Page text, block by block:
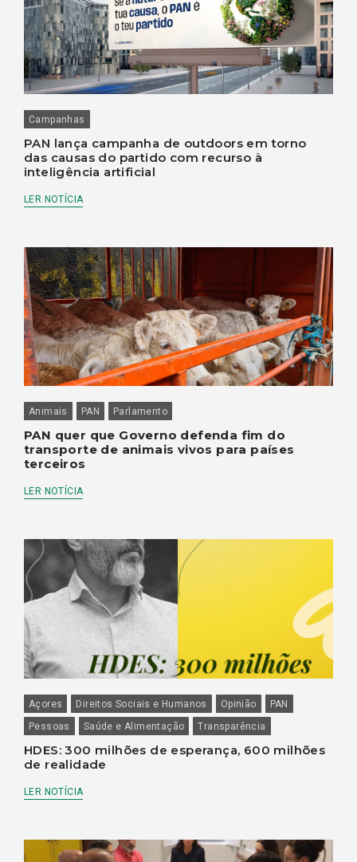
Campanhas
PAN lança campanha de outdoors em torno
das causas do partido com recurso à
inteligência artificial
LER NOTÍCIA
Animais PAN Parlamento
PAN quer que Governo defenda fim do
transporte de animais vivos para países
terceiros
LER NOTÍCIA
Açores Direitos Sociais e Humanos Opinião
PAN
Pessoas
Saúde e Alimentação Transparência
HDES: 300 milhões de esperança, 600 milhões
de realidade
LER NOTÍCIA